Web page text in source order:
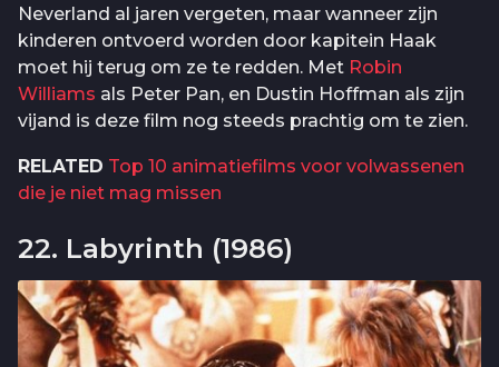
Neverland al jaren vergeten, maar wanneer zijn
kinderen ontvoerd worden door kapitein Haak
moet hij terug om ze te redden. Met Robin
Williams als Peter Pan, en Dustin Hoffman als zijn
vijand is deze film nog steeds prachtig om te zien.
RELATED Top 10 animatiefilms voor volwassenen
die je niet mag missen
22. Labyrinth (1986)